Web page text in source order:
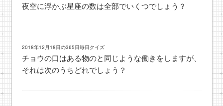
夜空に浮かぶ星座の数は全部でいくつでしょう？
2018年12月18日の365日毎日クイズ
チョウの口はある物のと同じような働きをしますが、
それは次のうちどれでしょう？